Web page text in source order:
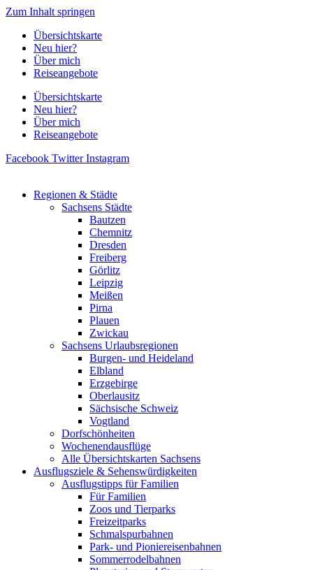
Zum Inhalt springen
Übersichtskarte
Neu hier?
Über mich
Reiseangebote
Übersichtskarte
Neu hier?
Über mich
Reiseangebote
Facebook Twitter Instagram
Regionen & Städte
Sachsens Städte
Bautzen
Chemnitz
Dresden
Freiberg
Görlitz
Leipzig
Meißen
Pirna
Plauen
Zwickau
Sachsens Urlaubsregionen
Burgen- und Heideland
Elbland
Erzgebirge
Oberlausitz
Sächsische Schweiz
Vogtland
Dorfschönheiten
Wochenendausflüge
Alle Übersichtskarten Sachsens
Ausflugsziele & Sehenswürdigkeiten
Ausflugstipps für Familien
Für Familien
Zoos und Tierparks
Freizeitparks
Schmalspurbahnen
Park- und Pioniereisenbahnen
Sommerrodelbahnen